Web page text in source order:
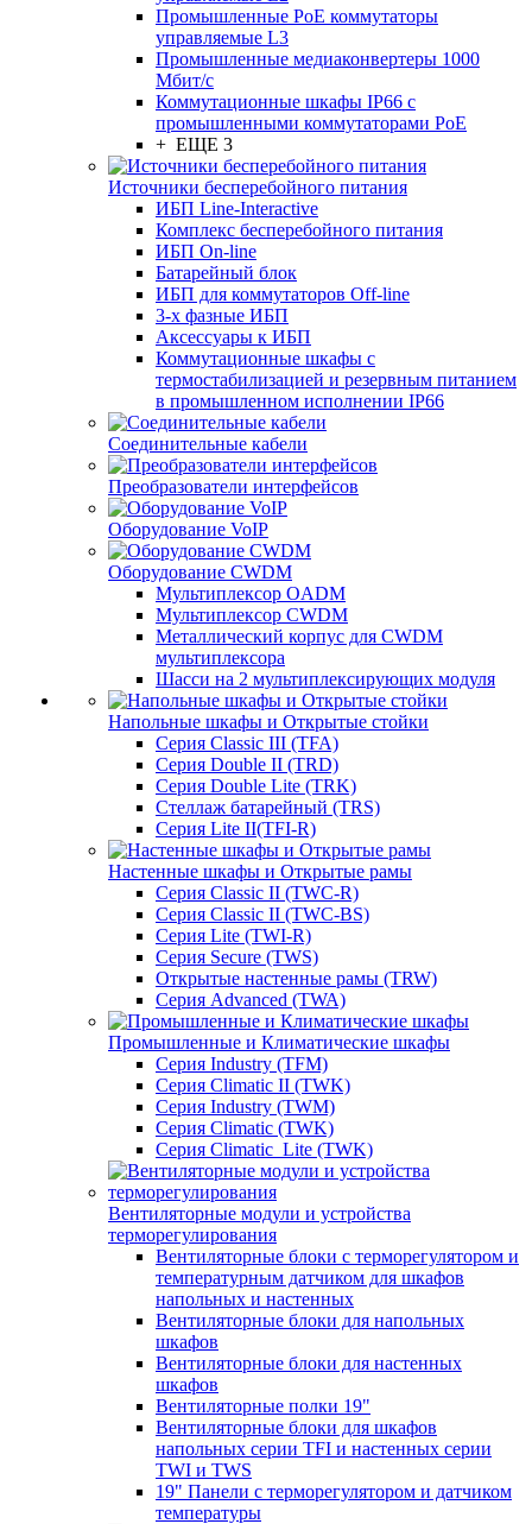
Промышленные PoE коммутаторы
управляемые L3
Промышленные медиаконвертеры 1000
Мбит/с
Коммутационные шкафы IP66 c
промышленными коммутаторами PoE
+ ЕЩЕ 3
Источники бесперебойного питания
ИБП Line-Interactive
Комплекс бесперебойного питания
ИБП On-line
Батарейный блок
ИБП для коммутаторов Off-line
3-х фазные ИБП
Аксессуары к ИБП
Коммутационные шкафы с
термостабилизацией и резервным питанием
в промышленном исполнении IP66
Соединительные кабели
Преобразователи интерфейсов
Оборудование VoIP
Оборудование CWDM
Мультиплекcор OADM
Мультиплексор CWDM
Металлический корпус для CWDM
мультиплексора
Шасси на 2 мультиплексирующих модуля
Напольные шкафы и Открытые стойки
Серия Classic III (TFA)
Серия Double II (TRD)
Серия Double Lite (TRK)
Стеллаж батарейный (TRS)
Серия Lite II(TFI-R)
Настенные шкафы и Открытые рамы
Серия Classic II (TWC-R)
Серия Classic II (TWC-BS)
Серия Lite (TWI-R)
Серия Secure (TWS)
Открытые настенные рамы (TRW)
Серия Advanced (TWA)
Промышленные и Климатические шкафы
Серия Industry (TFM)
Серия Climatic II (TWK)
Серия Industry (TWM)
Серия Climatic (TWK)
Серия Climatic_Lite (TWK)
Вентиляторные модули и устройства
терморегулирования
Вентиляторные блоки с терморегулятором и
температурным датчиком для шкафов
напольных и настенных
Вентиляторные блоки для напольных
шкафов
Вентиляторные блоки для настенных
шкафов
Вентиляторные полки 19"
Вентиляторные блоки для шкафов
напольных серии TFI и настенных серии
TWI и TWS
19" Панели с терморегулятором и датчиком
температуры